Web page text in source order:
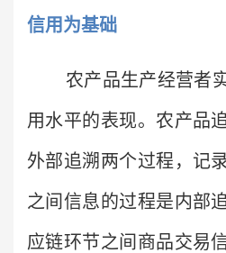
信用为基础
农产品生产经营者
用水平的表现。农产品
外部追溯两个过程，记
之间信息的过程是内部
应链环节之间商品交易